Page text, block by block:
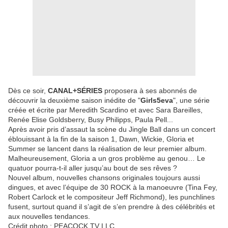
Dès ce soir, CANAL+SÉRIES proposera à ses abonnés de
découvrir la deuxième saison inédite de "Girls5eva", une série
créée et écrite par Meredith Scardino et avec Sara Bareilles,
Renée Elise Goldsberry, Busy Philipps, Paula Pell...
Après avoir pris d’assaut la scène du Jingle Ball dans un concert
éblouissant à la fin de la saison 1, Dawn, Wickie, Gloria et
Summer se lancent dans la réalisation de leur premier album.
Malheureusement, Gloria a un gros problème au genou… Le
quatuor pourra-t-il aller jusqu’au bout de ses rêves ?
Nouvel album, nouvelles chansons originales toujours aussi
dingues, et avec l’équipe de 30 ROCK à la manoeuvre (Tina Fey,
Robert Carlock et le compositeur Jeff Richmond), les punchlines
fusent, surtout quand il s’agit de s’en prendre à des célébrités et
aux nouvelles tendances.
Crédit photo : PEACOCK TV LLC